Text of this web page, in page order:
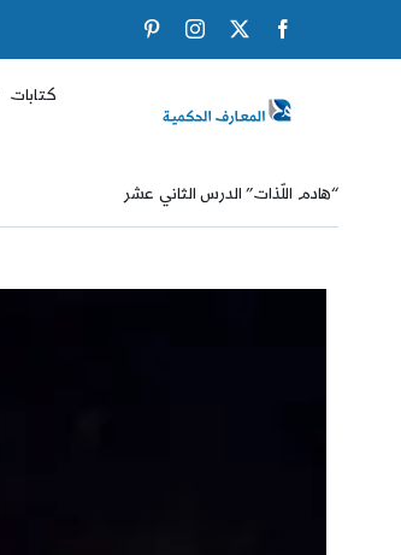
Facebook
X
Instagram
كتابات
“هادم اللّذات” الدرس الثاني عشر